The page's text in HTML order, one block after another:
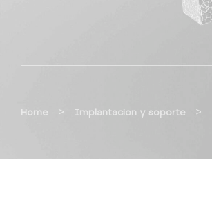
Home > Implantacion y soporte >